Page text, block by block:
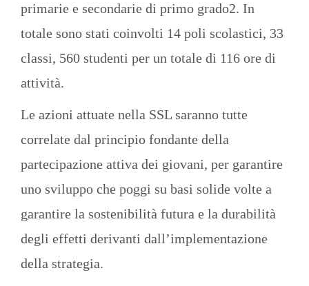
primarie e secondarie di primo grado2. In
totale sono stati coinvolti 14 poli scolastici, 33
classi, 560 studenti per un totale di 116 ore di
attività.
Le azioni attuate nella SSL saranno tutte
correlate dal principio fondante della
partecipazione attiva dei giovani, per garantire
uno sviluppo che poggi su basi solide volte a
garantire la sostenibilità futura e la durabilità
degli effetti derivanti dall’implementazione
della strategia.